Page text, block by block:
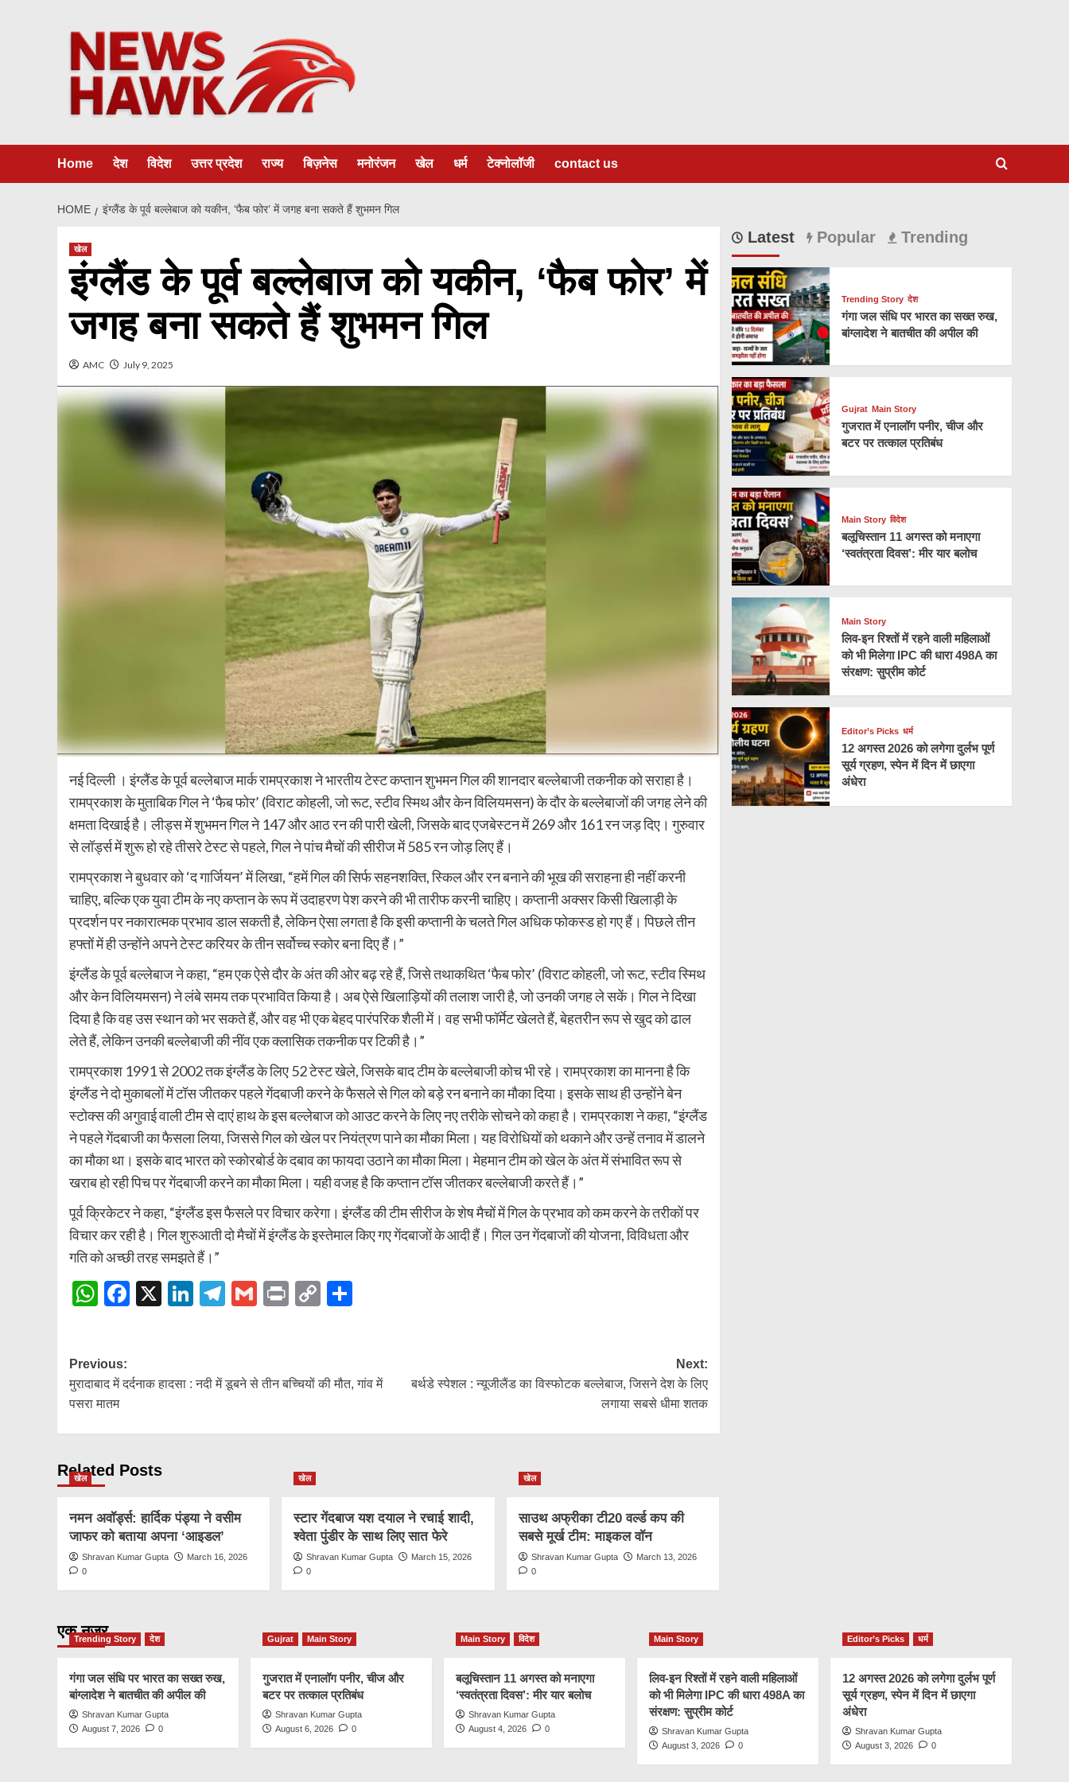
Home देश विदेश उत्तर प्रदेश राज्य बिज़नेस मनोरंजन खेल धर्म टेक्नोलॉजी contact us
HOME इंग्लैंड के पूर्व बल्लेबाज को यकीन, ‘फैब फोर’ में जगह बना सकते हैं शुभमन गिल
खेल
इंग्लैंड के पूर्व बल्लेबाज को यकीन, ‘फैब फोर’ में
जगह बना सकते हैं शुभमन गिल
AMC July 9, 2025
नई दिल्ली । इंग्लैंड के पूर्व बल्लेबाज मार्क रामप्रकाश ने भारतीय टेस्ट कप्तान शुभमन गिल की शानदार बल्लेबाजी तकनीक को सराहा है।
रामप्रकाश के मुताबिक गिल ने ‘फैब फोर’ (विराट कोहली, जो रूट, स्टीव स्मिथ और केन विलियमसन) के दौर के बल्लेबाजों की जगह लेने की
क्षमता दिखाई है। लीड्स में शुभमन गिल ने 147 और आठ रन की पारी खेली, जिसके बाद एजबेस्टन में 269 और 161 रन जड़ दिए। गुरुवार
से लॉर्ड्स में शुरू हो रहे तीसरे टेस्ट से पहले, गिल ने पांच मैचों की सीरीज में 585 रन जोड़ लिए हैं।
रामप्रकाश ने बुधवार को ‘द गार्जियन’ में लिखा, “हमें गिल की सिर्फ सहनशक्ति, स्किल और रन बनाने की भूख की सराहना ही नहीं करनी
चाहिए, बल्कि एक युवा टीम के नए कप्तान के रूप में उदाहरण पेश करने की भी तारीफ करनी चाहिए। कप्तानी अक्सर किसी खिलाड़ी के
प्रदर्शन पर नकारात्मक प्रभाव डाल सकती है, लेकिन ऐसा लगता है कि इसी कप्तानी के चलते गिल अधिक फोकस्ड हो गए हैं। पिछले तीन
हफ्तों में ही उन्होंने अपने टेस्ट करियर के तीन सर्वोच्च स्कोर बना दिए हैं।”
इंग्लैंड के पूर्व बल्लेबाज ने कहा, “हम एक ऐसे दौर के अंत की ओर बढ़ रहे हैं, जिसे तथाकथित ‘फैब फोर’ (विराट कोहली, जो रूट, स्टीव स्मिथ
और केन विलियमसन) ने लंबे समय तक प्रभावित किया है। अब ऐसे खिलाड़ियों की तलाश जारी है, जो उनकी जगह ले सकें। गिल ने दिखा
दिया है कि वह उस स्थान को भर सकते हैं, और वह भी एक बेहद पारंपरिक शैली में। वह सभी फॉर्मेट खेलते हैं, बेहतरीन रूप से खुद को ढाल
लेते हैं, लेकिन उनकी बल्लेबाजी की नींव एक क्लासिक तकनीक पर टिकी है।”
रामप्रकाश 1991 से 2002 तक इंग्लैंड के लिए 52 टेस्ट खेले, जिसके बाद टीम के बल्लेबाजी कोच भी रहे। रामप्रकाश का मानना ​​है कि
इंग्लैंड ने दो मुकाबलों में टॉस जीतकर पहले गेंदबाजी करने के फैसले से गिल को बड़े रन बनाने का मौका दिया। इसके साथ ही उन्होंने बेन
स्टोक्स की अगुवाई वाली टीम से दाएं हाथ के इस बल्लेबाज को आउट करने के लिए नए तरीके सोचने को कहा है। रामप्रकाश ने कहा, “इंग्लैंड
ने पहले गेंदबाजी का फैसला लिया, जिससे गिल को खेल पर नियंत्रण पाने का मौका मिला। यह विरोधियों को थकाने और उन्हें तनाव में डालने
का मौका था। इसके बाद भारत को स्कोरबोर्ड के दबाव का फायदा उठाने का मौका मिला। मेहमान टीम को खेल के अंत में संभावित रूप से
खराब हो रही पिच पर गेंदबाजी करने का मौका मिला। यही वजह है कि कप्तान टॉस जीतकर बल्लेबाजी करते हैं।”
पूर्व क्रिकेटर ने कहा, “इंग्लैंड इस फैसले पर विचार करेगा। इंग्लैंड की टीम सीरीज के शेष मैचों में गिल के प्रभाव को कम करने के तरीकों पर
विचार कर रही है। गिल शुरुआती दो मैचों में इंग्लैंड के इस्तेमाल किए गए गेंदबाजों के आदी हैं। गिल उन गेंदबाजों की योजना, विविधता और
गति को अच्छी तरह समझते हैं।”
WhatsApp
Facebook
X LinkedIn
Telegram
GmailPrintCopy
Post
navigation
Previous:
मुरादाबाद में दर्दनाक हादसा : नदी में डूबने से तीन बच्चियों की मौत, गांव में
पसरा मातम
Next:
बर्थडे स्पेशल : न्यूजीलैंड का विस्फोटक बल्लेबाज, जिसने देश के लिए
लगाया सबसे धीमा शतक
Related Posts
खेल
नमन अवॉर्ड्स: हार्दिक पंड्या ने वसीम
जाफर को बताया अपना ‘आइडल’
Shravan Kumar Gupta
March 16, 2026
0
खेल
स्टार गेंदबाज यश दयाल ने रचाई शादी,
श्वेता पुंडीर के साथ लिए सात फेरे
Shravan Kumar Gupta
March 15, 2026
0
खेल
साउथ अफ्रीका टी20 वर्ल्ड कप की
सबसे मूर्ख टीम: माइकल वॉन
Shravan Kumar Gupta
March 13, 2026
0
Latest Popular Trending
Trending Story देश
गंगा जल संधि पर भारत का सख्त रुख,
बांग्लादेश ने बातचीत की अपील की
Gujrat Main Story
गुजरात में एनालॉग पनीर, चीज और
बटर पर तत्काल प्रतिबंध
Main Story विदेश
बलूचिस्तान 11 अगस्त को मनाएगा
‘स्वतंत्रता दिवस’: मीर यार बलोच
Main Story
लिव-इन रिश्तों में रहने वाली महिलाओं
को भी मिलेगा IPC की धारा 498A का
संरक्षण: सुप्रीम कोर्ट
Editor’s Picks धर्म
12 अगस्त 2026 को लगेगा दुर्लभ पूर्ण
सूर्य ग्रहण, स्पेन में दिन में छाएगा
अंधेरा
एक नज़र
Trending Story देश
गंगा जल संधि पर भारत का सख्त रुख,
बांग्लादेश ने बातचीत की अपील की
Shravan Kumar Gupta
August 7, 2026
0
Gujrat Main Story
गुजरात में एनालॉग पनीर, चीज और
बटर पर तत्काल प्रतिबंध
Shravan Kumar Gupta
August 6, 2026
0
Main Story विदेश
बलूचिस्तान 11 अगस्त को मनाएगा
‘स्वतंत्रता दिवस’: मीर यार बलोच
Shravan Kumar Gupta
August 4, 2026
0
Main Story
लिव-इन रिश्तों में रहने वाली महिलाओं
को भी मिलेगा IPC की धारा 498A का
संरक्षण: सुप्रीम कोर्ट
Shravan Kumar Gupta
August 3, 2026
0
Editor’s Picks धर्म
12 अगस्त 2026 को लगेगा दुर्लभ पूर्ण
सूर्य ग्रहण, स्पेन में दिन में छाएगा
अंधेरा
Shravan Kumar Gupta
August 3, 2026
0